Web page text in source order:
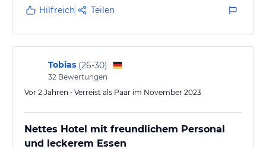
Hilfreich Teilen
Tobias (26-30)
32 Bewertungen
Vor 2 Jahren • Verreist als Paar im November 2023
Nettes Hotel mit freundlichem Personal
und leckerem Essen